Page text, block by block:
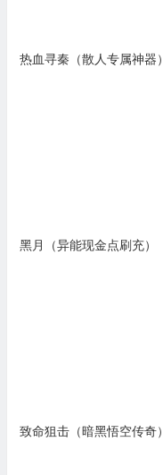
热血寻秦（散人专属神器）
黑月（异能现金点刷充）
致命狙击（暗黑悟空传奇）